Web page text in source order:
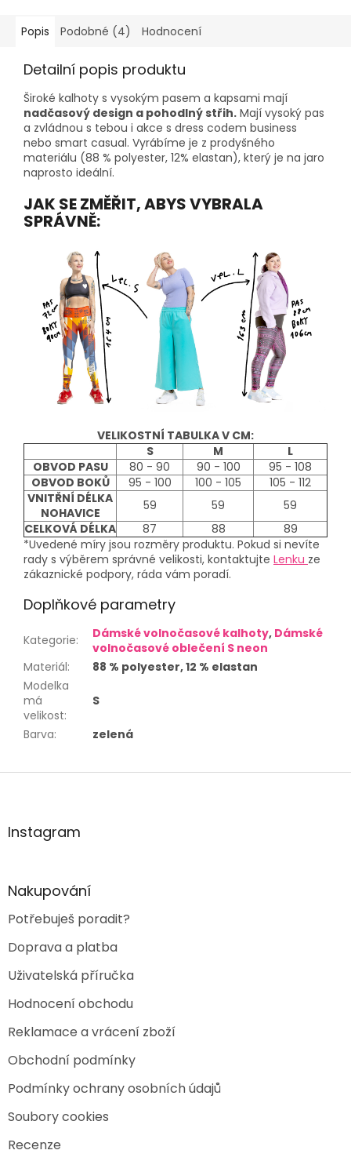
Popis Podobné (4) Hodnocení
Detailní popis produktu
Široké kalhoty s vysokým pasem a kapsami mají
nadčasový design a pohodlný střih. Mají vysoký pas
a zvládnou s tebou i akce s dress codem business
nebo smart casual. Vyrábíme je z prodyšného
materiálu (88 % polyester, 12% elastan), který je na jaro
naprosto ideální.
JAK SE ZMĚŘIT, ABYS VYBRALA
SPRÁVNĚ:
VELIKOSTNÍ TABULKA V CM:
S
M
L
OBVOD PASU
80 - 90 90 - 100
95 - 108
OBVOD BOKŮ
95 - 100 100 - 105
105 - 112
VNITŘNÍ DÉLKA
NOHAVICE
59 59
59
CELKOVÁ DÉLKA
87 88
89
*Uvedené míry jsou rozměry produktu. Pokud si nevíte
rady s výběrem správné velikosti, kontaktujte Lenku ze
zákaznické podpory, ráda vám poradí.
Doplňkové parametry
Kategorie: Dámské volnočasové kalhoty, Dámské
volnočasové oblečení S neon
Materiál:
88 % polyester, 12 % elastan
Modelka
má
velikost:
S
Barva: zelená
Z
aInstagram
Nakupování
Potřebuješ poradit?
Doprava a platba
Uživatelská příručka
Hodnocení obchodu
Reklamace a vrácení zboží
Obchodní podmínky
Podmínky ochrany osobních údajů
Soubory cookies
Recenze